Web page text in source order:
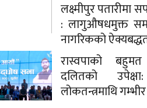
लक्ष्मीपुर पतारीमा
: लागुऔषधमुक्त
नागरिकको
रास्वपाको
दलितको
लोकतन्त्रमाथि गम्भीर